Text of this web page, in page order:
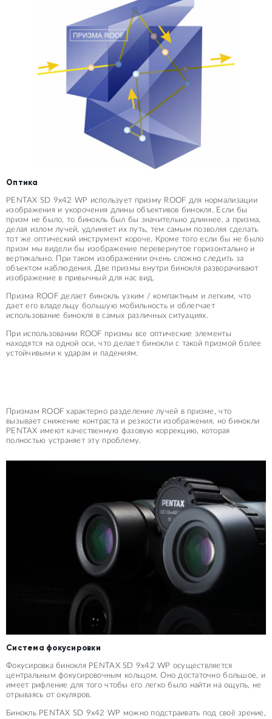
Оптика
PENTAX SD 9x42 WP использует призму ROOF для нормализации
изображения и укорочения длины объективов бинокля. Если бы
призм не было, то бинокль был бы значительно длиннее, а призма,
делая излом лучей, удлиняет их путь, тем самым позволяя сделать
тот же оптический инструмент короче. Кроме того если бы не было
призм мы видели бы изображение перевернутое горизонтально и
вертикально. При таком изображении очень сложно следить за
объектом наблюдения. Две призмы внутри бинокля разворачивают
изображение в привычный для нас вид.
Призма ROOF делает бинокль узким / компактным и легким, что
дает его владельцу большую мобильность и облегчает
использование бинокля в самых различных ситуациях.
При использовании ROOF призмы все оптические элементы
находятся на одной оси, что делает бинокли с такой призмой более
устойчивыми к ударам и падениям.
Призмам ROOF характерно разделение лучей в призме, что
вызывает снижение контраста и резкости изображения, но бинокли
PENTAX имеют качественную фазовую коррекцию, которая
полностью устраняет эту проблему.
Система фокусировки
Фокусировка бинокля PENTAX SD 9x42 WP осуществляется
центральным фокусировочным кольцом. Оно достаточно большое, и
имеет рифление для того чтобы его легко было найти на ощупь, не
отрываясь от окуляров.
Бинокль PENTAX SD 9x42 WP можно подстраивать под своё зрение,